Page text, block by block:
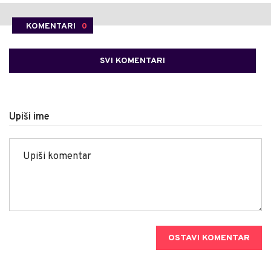
KOMENTARI 0
SVI KOMENTARI
Upiši ime
OSTAVI KOMENTAR